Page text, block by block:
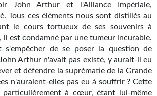
John Arthur et l'Alliance Impériale,
Tous ces éléments nous sont distillés au
le cours tortueux de ses souvenirs à
il est condamné par une tumeur incurable.
de se poser la question de
Arthur n'avait pas existé, y aurait-il eu
et défendre la suprématie de la Grande
n'auraient-elles pas eu à souffrir ? Cette
à cœur, étant lui-même